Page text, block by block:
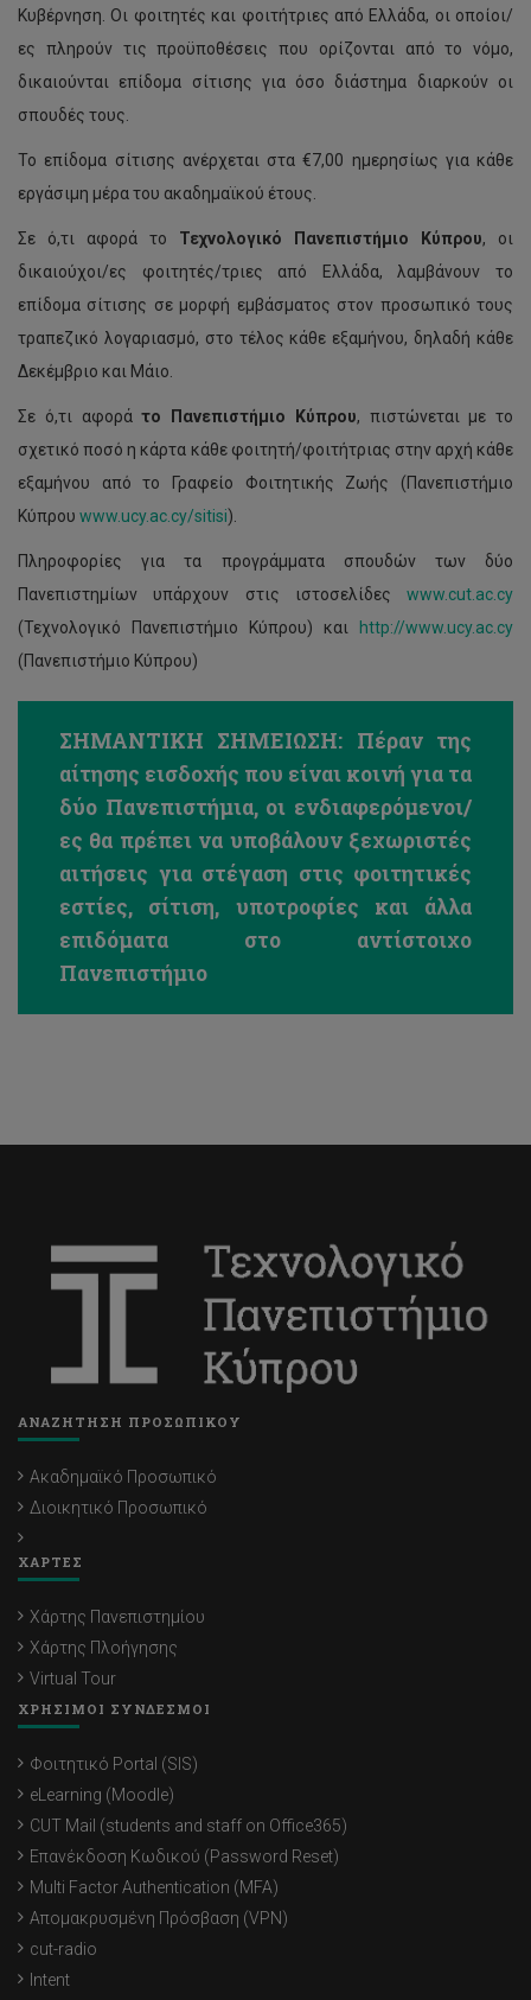
Κυβέρνηση. Οι φοιτητές και φοιτήτριες από Ελλάδα, οι οποίοι/
ες πληρούν τις προϋποθέσεις που ορίζονται από το νόμο,
δικαιούνται επίδομα σίτισης για όσο διάστημα διαρκούν οι
σπουδές τους.
Το επίδομα σίτισης ανέρχεται στα €7,00 ημερησίως για κάθε
εργάσιμη μέρα του ακαδημαϊκού έτους.
Σε ό,τι αφορά το Τεχνολογικό Πανεπιστήμιο Κύπρου, οι
δικαιούχοι/ες φοιτητές/τριες από Ελλάδα, λαμβάνουν το
επίδομα σίτισης σε μορφή εμβάσματος στον προσωπικό τους
τραπεζικό λογαριασμό, στο τέλος κάθε εξαμήνου, δηλαδή κάθε
Δεκέμβριο και Μάιο.
Σε ό,τι αφοράτο Πανεπιστήμιο Κύπρου, πιστώνεται με το
σχετικό ποσό η κάρτα κάθε φοιτητή/φοιτήτριας στην αρχή κάθε
εξαμήνου από το Γραφείο Φοιτητικής Ζωής (Πανεπιστήμιο
Κύπρου www.ucy.ac.cy/sitisi).
Πληροφορίες για τα προγράμματα σπουδών των δύο
Πανεπιστημίων υπάρχουν στις ιστοσελίδες www.cut.ac.cy
(Τεχνολογικό Πανεπιστήμιο Κύπρου) και
http://www.ucy.ac.cy
(Πανεπιστήμιο Κύπρου)
ΣΗΜΑΝΤΙΚΗ ΣΗΜΕΙΩΣΗ: Πέραν της
αίτησης εισδοχής που είναι κοινή για τα
δύο Πανεπιστήμια, οι ενδιαφερόμενοι/
ες θα πρέπει να υποβάλουν ξεχωριστές
αιτήσεις για στέγαση στις φοιτητικές
εστίες, σίτιση, υποτροφίες και άλλα
επιδόματα στο αντίστοιχο
Πανεπιστήμιο
ΑΝΑΖΗΤΗΣΗ ΠΡΟΣΩΠΙΚΟΥ
Ακαδημαϊκό Προσωπικό
Διοικητικό Προσωπικό
ΧΑΡΤΕΣ
Χάρτης Πανεπιστημίου
Χάρτης Πλοήγησης
Virtual Tour
ΧΡΗΣΙΜΟΙ ΣΥΝΔΕΣΜΟΙ
Φοιτητικό Portal (SIS)
eLearning (Moodle)
CUT Mail (students and staff on Office365)
Επανέκδοση Κωδικού (Password Reset)
Multi Factor Authentication (MFA)
Απομακρυσμένη Πρόσβαση (VPN)
cut-radio
Intent